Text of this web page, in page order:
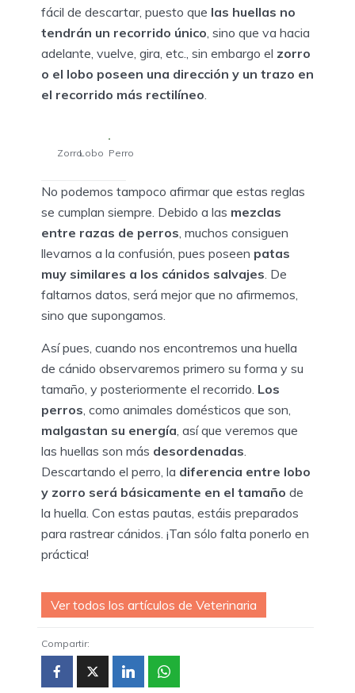
fácil de descartar, puesto que las huellas no
tendrán un recorrido único , sino que va hacia
adelante, vuelve, gira, etc., sin embargo el zorro
o el lobo poseen una dirección y un trazo en
el recorrido más rectilíneo
ZorroLobo Perro
No podemos tampoco afirmar que estas reglas
se cumplan siempre. Debido a las mezclas
entre razas de perros , muchos consiguen
llevarnos a la confusión, pues poseen patas
muy similares a los cánidos salvajes . De
faltarnos datos, será mejor que no afirmemos,
sino que supongamos.
Así pues, cuando nos encontremos una huella
de cánido observaremos primero su forma y su
tamaño, y posteriormente el recorrido. Los
perros , como animales domésticos que son,
malgastan su energía , así que veremos que
las huellas son más desordenadas
Descartando el perro, la diferencia entre lobo
y zorro será básicamente en el tamaño de
la huella. Con estas pautas, estáis preparados
para rastrear cánidos. ¡Tan sólo falta ponerlo en
práctica!
Ver todos los artículos de Veterinaria
Compartir: